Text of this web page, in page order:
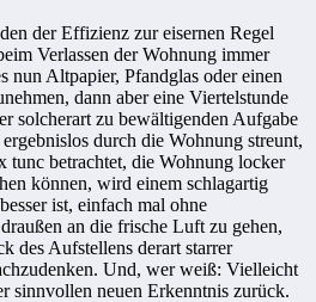
der Effizienz zur eisernen Regel
Verlassen der Wohnung immer
nun Altpapier, Pfandglas oder einen
dann aber eine Viertelstunde
solcherart zu bewältigenden Aufgabe
durch die Wohnung streunt,
tunc betrachtet, die Wohnung locker
können, wird einem schlagartig
ist, einfach mal ohne
an die frische Luft zu gehen,
des Aufstellens derart starrer
Und, wer weiß: Vielleicht
sinnvollen neuen Erkenntnis zurück.